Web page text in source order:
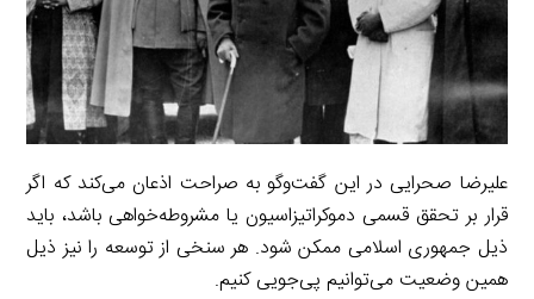
علیرضا صحرایی در این گفت‌وگو به صراحت اذعان می‌کند که اگر
قرار بر تحقق قسمی دموکراتیزاسیون یا مشروطه‌خواهی باشد، باید
ذیل جمهوری اسلامی ممکن شود. هر سنخی از توسعه را نیز ذیل
همین وضعیت می‌توانیم پی‌جویی کنیم.